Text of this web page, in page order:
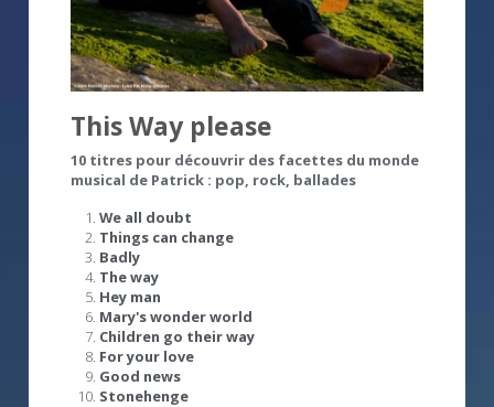
This Way please
10 titres pour découvrir des facettes du monde
musical de Patrick : pop, rock, ballades
We all doubt
Things can change
Badly
The way
Hey man
Mary's wonder world
Children go their way
For your love
Good news
Stonehenge